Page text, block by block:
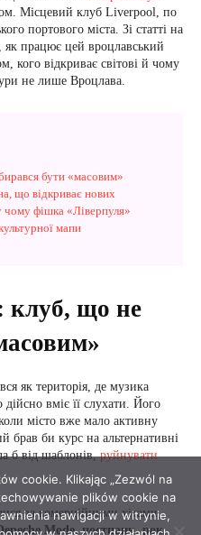
cookie. Klikając „Zezwól na
plików cookie na
nawigacji w witrynie,